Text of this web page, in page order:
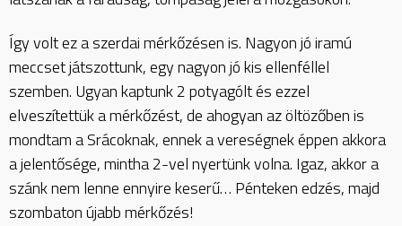
Így volt ez a szerdai mérkőzésen is. Nagyon jó iramú
meccset játszottunk, egy nagyon jó kis ellenféllel
szemben. Ugyan kaptunk 2 potyagólt és ezzel
elveszítettük a mérkőzést, de ahogyan az öltözőben is
mondtam a Srácoknak, ennek a vereségnek éppen akkora
a jelentősége, mintha 2-vel nyertünk volna. Igaz, akkor a
szánk nem lenne ennyire keserű… Pénteken edzés, majd
szombaton újabb mérkőzés!